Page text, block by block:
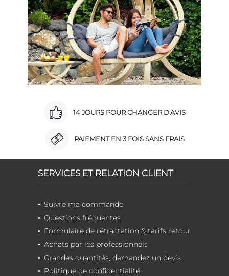
14 JOURS POUR CHANGER D'AVIS
PAIEMENT EN 3 FOIS SANS FRAIS
SERVICES ET RELATION CLIENT
Suivre ma commande
Questions fréquentes
Formulaire de rétractation & tarifs retour
Achats par les professionnels
Grandes quantités, demandez un devis
Politique de confidentialité